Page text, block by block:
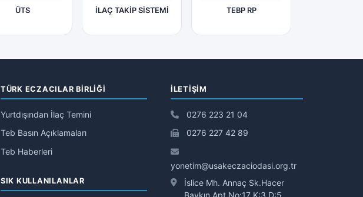
ÜTS İLAÇ TAKİP SİSTEMİ TEBP RP
TÜRK ECZACILAR BİRLİĞİ
Yurtdışından İlaç Temini
Teb Basın Açıklamaları
Teb Haberleri
SIK KULLANILANLAR
İLETIŞIM
0276 223 21 04
0276 227 42 89
yonetim@usakeczaciodasi.org.tr
İslice Mh. Annaç Sk.Hacer
Baykın Apt.No:17 K:3 D:5